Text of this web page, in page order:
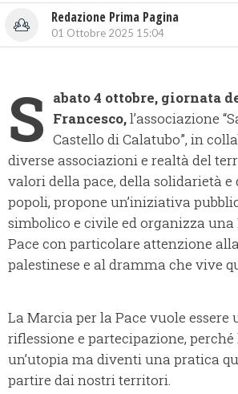
Redazione Prima Pagina
01 Ottobre 2025 15:04
S abato 4 ottobre, giornata
Francesco,l’associazione
Castello di Calatubo”, in
diverse associazioni e realtà del
valori della pace, della solidarietà
popoli, propone un’iniziativa
simbolico e civile ed organizza
Pace con particolare attenzione
palestinese e al dramma che vive
La Marcia per la Pace vuole
riflessione e partecipazione,
un’utopia ma diventi una pratica
partire dai nostri territori.